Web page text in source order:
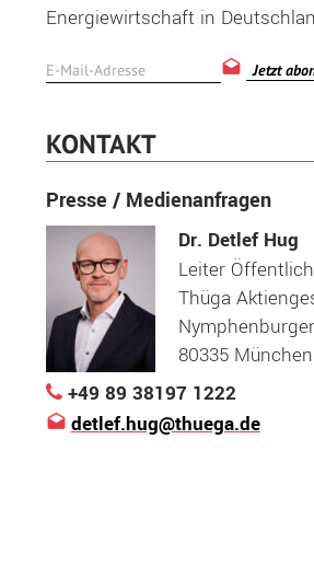
Energiewirtschaft in
Jetzt
KONTAKT
Presse / Medienanfragen
Dr. Detlef Hug
Leiter
Thüga
80335 München
+49 89 38197 1222
detlef.hug@thuega.de